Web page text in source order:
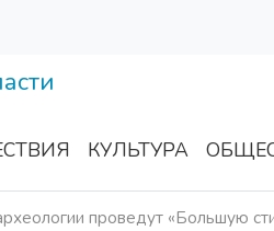
КУЛЬТУРА
проведут «Большую